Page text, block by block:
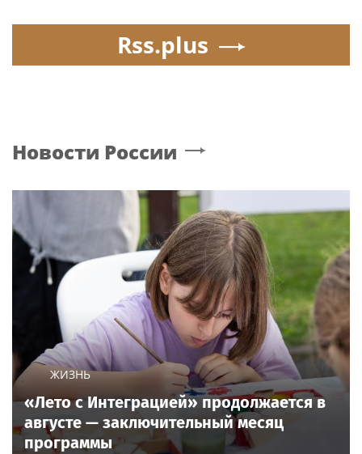
Rss.plus
Новости России
ЖИЗНЬ
«Лето с Интеграцией» продолжается в
августе — заключительный месяц
программы